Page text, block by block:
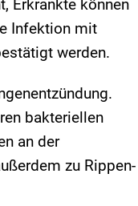
Erkrankte können
Infektion mit
werden.
bakteriellen
an der
zu Rippen-